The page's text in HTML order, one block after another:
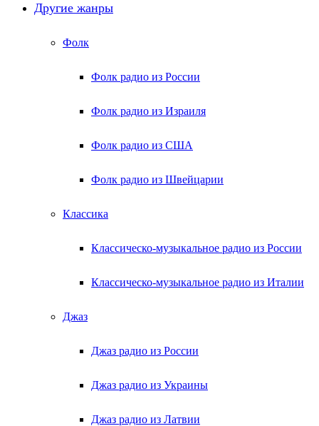
Другие жанры
Фолк
Фолк радио из России
Фолк радио из Израиля
Фолк радио из США
Фолк радио из Швейцарии
Классика
Классическо-музыкальное радио из России
Классическо-музыкальное радио из Италии
Джаз
Джаз радио из России
Джаз радио из Украины
Джаз радио из Латвии